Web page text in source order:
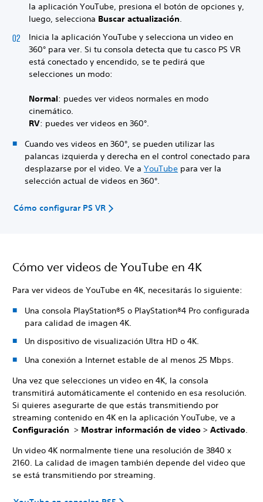
la aplicación YouTube, presiona el botón de opciones y,
luego, selecciona Buscar actualización
Inicia la aplicación YouTube y selecciona un video en
360° para ver. Si tu consola detecta que tu casco PS VR
está conectado y encendido, se te pedirá que
selecciones un modo:
Normal: puedes ver videos normales en modo
cinemático.
RV: puedes ver videos en 360°.
Cuando ves videos en 360°, se pueden utilizar las
palancas izquierda y derecha en el control conectado para
desplazarse por el video. Ve a YouTube para ver la
selección actual de videos en 360°.
Cómo configurar PS VR
Cómo ver videos de YouTube en 4K
Para ver videos de YouTube en 4K, necesitarás lo siguiente:
Una consola PlayStation®5 o PlayStation®4 Pro configurada
para calidad de imagen 4K.
Un dispositivo de visualización Ultra HD o 4K.
Una conexión a Internet estable de al menos 25 Mbps.
Una vez que selecciones un video en 4K, la consola
transmitirá automáticamente el contenido en esa resolución.
Si quieres asegurarte de que estás transmitiendo por
streaming contenido en 4K en la aplicación YouTube, ve a
Configuración > Mostrar información de video > Activado
Un video 4K normalmente tiene una resolución de 3840 x
2160. La calidad de imagen también depende del video que
se está transmitiendo por streaming.